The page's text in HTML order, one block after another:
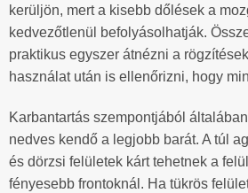
kerüljön, mert a kisebb dőlések a
kedvezőtlenül befolyásolhatják.
praktikus egyszer átnézni a
használat után is ellenőrizni, hogy
Karbantartás szempontjából
nedves kendő a legjobb barát. A túl
és dörzsi felületek kárt tehetnek a
fényesebb frontoknál. Ha tükrös